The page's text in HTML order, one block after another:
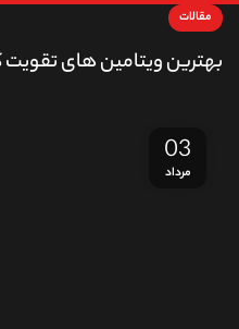
مقالات
بهترین ویتامین های
03
مرداد